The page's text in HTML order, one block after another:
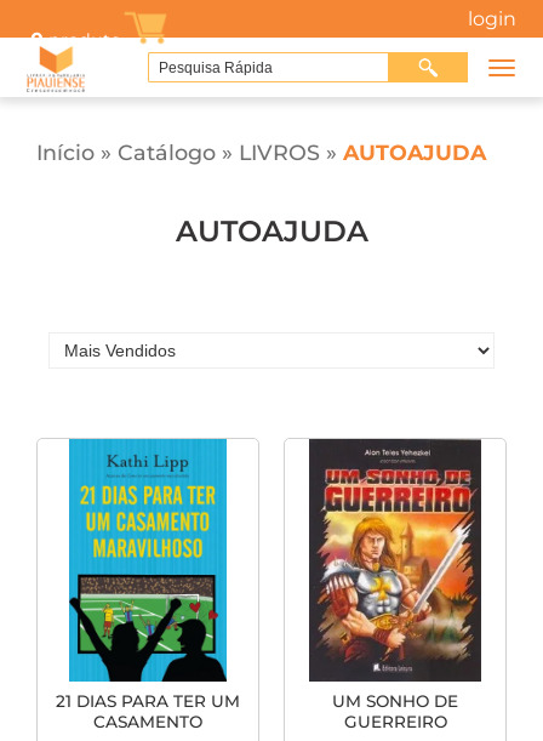
0produto
login
Início » Catálogo » LIVROS » AUTOAJUDA
AUTOAJUDA
21 DIAS PARA TER UM
CASAMENTO
UM SONHO DE
GUERREIRO